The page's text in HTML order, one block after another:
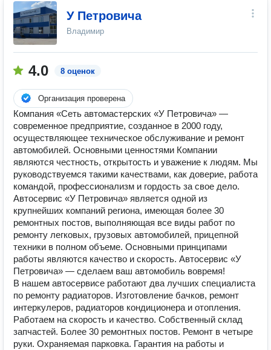
У Петровича
Владимир
4.0 8 оценок
Организация проверена
Компания «Сеть автомастерских «У Петровича» —
современное предприятие, созданное в 2000 году,
осуществляющее техническое обслуживание и ремонт
автомобилей. Основными ценностями Компании
являются честность, открытость и уважение к людям. Мы
руководствуемся такими качествами, как доверие, работа
командой, профессионализм и гордость за свое дело.
Автосервис «У Петровича» является одной из
крупнейших компаний региона, имеющая более 30
ремонтных постов, выполняющая все виды работ по
ремонту легковых, грузовых автомобилей, прицепной
техники в полном объеме. Основными принципами
работы являются качество и скорость. Автосервис «У
Петровича» — сделаем ваш автомобиль вовремя!
В нашем автосервисе работают два лучших специалиста
по ремонту радиаторов. Изготовление бачков, ремонт
интеркулеров, радиаторов кондиционера и отопления.
Работаем на скорость и качество. Собственный склад
запчастей. Более 30 ремонтных постов. Ремонт в четыре
руки. Охраняемая парковка. Гарантия на работы и